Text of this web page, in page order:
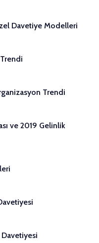
Davetiye Modelleri
Trendi
ve 2019 Gelinlik